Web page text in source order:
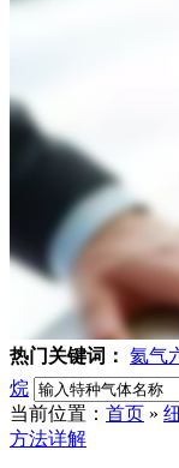
热门关键词： 氦气
烷
当前位置： 首页 »
方法详解